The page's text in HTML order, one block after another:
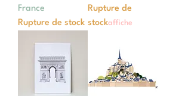
France
Rupture de stock
Rupture de
stockaffiche